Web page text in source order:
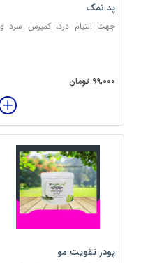
پد نمک
جهت التیام درد، کمپرس سرد و
99,000 تومان
پودر تقویت مو